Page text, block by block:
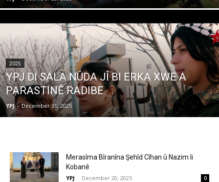
2025
YPJ DI SALA NÛDA JÎ BI ERKA XWE A
PARASTINÊ RADIBE
YPJ - December 31, 2025
Merasîma Bîranîna Şehîd Cîhan û Nazim li
Kobanê
YPJ - December 20, 2025 0